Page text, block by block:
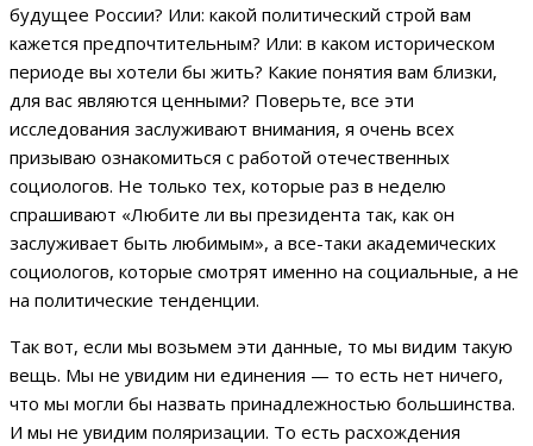
будущее России? Или: какой политический строй вам
кажется предпочтительным? Или: в каком историческом
периоде вы хотели бы жить? Какие понятия вам близки,
для вас являются ценными? Поверьте, все эти
исследования заслуживают внимания, я очень всех
призываю ознакомиться с работой отечественных
социологов. Не только тех, которые раз в неделю
спрашивают «Любите ли вы президента так, как он
заслуживает быть любимым», а все-таки академических
социологов, которые смотрят именно на социальные, а не
на политические тенденции.
Так вот, если мы возьмем эти данные, то мы видим такую
вещь. Мы не увидим ни единения — то есть нет ничего,
что мы могли бы назвать принадлежностью большинства.
И мы не увидим поляризации. То есть расхождения